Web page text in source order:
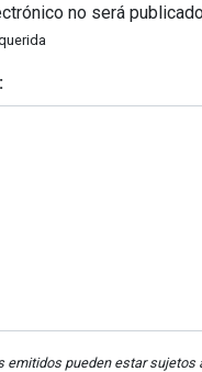
no será
emitidos pueden estar sujetos